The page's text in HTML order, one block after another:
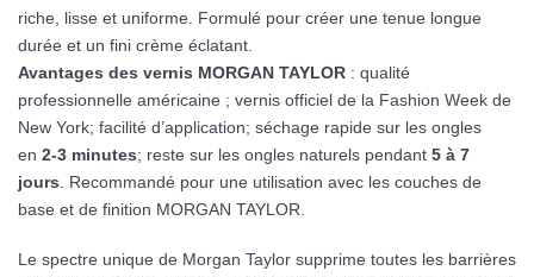
riche, lisse et uniforme. Formulé pour créer une tenue longue
durée et un fini crème éclatant.
Avantages des vernis MORGAN TAYLOR : qualité
professionnelle américaine ; vernis officiel de la Fashion Week de
New York; facilité d’application; séchage rapide sur les ongles
en 2-3 minutes; reste sur les ongles naturels pendant 5 à 7
jours. Recommandé pour une utilisation avec les couches de
base et de finition MORGAN TAYLOR.
Le spectre unique de Morgan Taylor supprime toutes les barrières